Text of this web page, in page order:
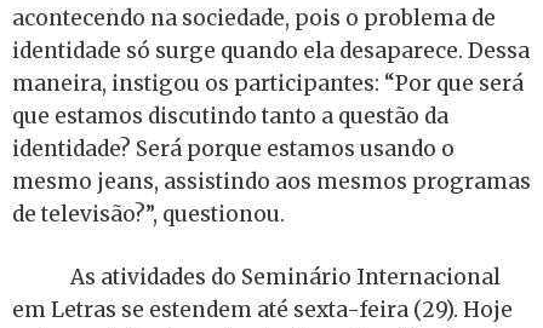
acontecendo na sociedade, pois o problema de
identidade só surge quando ela desaparece. Dessa
maneira, instigou os participantes: “Por que será
que estamos discutindo tanto a questão da
identidade? Será porque estamos usando o
mesmo jeans, assistindo aos mesmos programas
de televisão?”, questionou.
As atividades do Seminário Internacional
em Letras se estendem até sexta-feira (29). Hoje